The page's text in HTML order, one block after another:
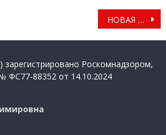
НОВАЯ ШКОЛА С ДВУМЯ БАССЕЙНАМИ
зарегистрировано Роскомнадзором,
ФС77-88352 от 14.10.2024